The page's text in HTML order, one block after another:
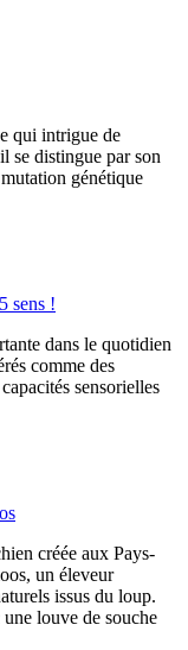
qui intrigue de
se distingue par son
génétique
sens !
dans le quotidien
comme des
sensorielles
créée aux Pays-
un éleveur
issus du loup.
louve de souche